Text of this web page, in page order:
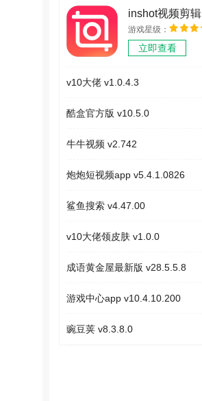
inshot视频剪辑
v1.3.2
游戏星级：
立即查看
v10大佬 v1.0.4.3
酷盒官方版 v10.5.0
牛牛视频 v2.742
炮炮短视频app v5.4.1.0826
鲨鱼搜索 v4.47.00
v10大佬领皮肤 v1.0.0
成语黄金屋最新版 v28.5.5.8
游戏中心app v10.4.10.200
豌豆荚 v8.3.8.0